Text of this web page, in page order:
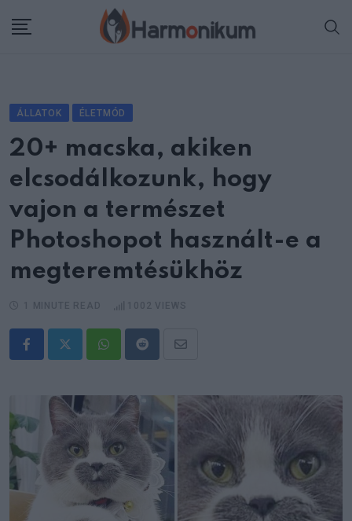
ÁLLATOK ÉLETMÓD
20+ macska, akiken
elcsodálkozunk, hogy
vajon a természet
Photoshopot használt-e a
megteremtésükhöz
WhatsappRedditShare
Email